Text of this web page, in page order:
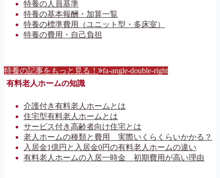
特養の人員基準
特養の基本報酬・加算一覧
特養の標準費用（ユニット型・多床室）
特養の費用・自己負担
特養の記事をもっと見る！ fa-angle-double-right
有料老人ホームの知識
介護付き有料老人ホームとは
住宅型有料老人ホームとは
サービス付き高齢者向け住宅とは
老人ホームの種類と費用 実際いくらくらいかかる？
入居金1億円と入居金0円の有料老人ホームの違い
有料老人ホームの入居一時金 初期費用が高い理由